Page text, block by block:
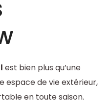
est bien plus qu’une
espace de vie extérieur,
en toute saison.